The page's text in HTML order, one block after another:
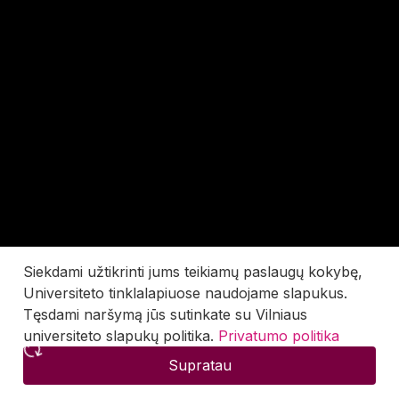
Siekdami užtikrinti jums teikiamų paslaugų kokybę,
Universiteto tinklalapiuose naudojame slapukus.
Tęsdami naršymą jūs sutinkate su Vilniaus
universiteto slapukų politika. Privatumo politika
Supratau